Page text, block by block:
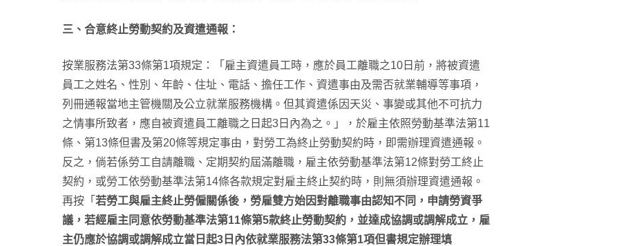
三、合意終止勞動契約及資遣通報：
按業服務法第33條第1項規定：「雇主資遣員工時，應於員工離職之10日前，將被資遣
員工之姓名、性別、年齡、住址、電話、擔任工作、資遣事由及需否就業輔導等事項，
列冊通報當地主管機關及公立就業服務機構。但其資遣係因天災、事變或其他不可抗力
之情事所致者，應自被資遣員工離職之日起3日內為之。」，於雇主依照勞動基準法第11
條、第13條但書及第20條等規定事由，對勞工為終止勞動契約時，即需辦理資遣通報。
反之，倘若係勞工自請離職、定期契約屆滿離職，雇主依勞動基準法第12條對勞工終止
契約，或勞工依勞動基準法第14條各款規定對雇主終止契約時，則無須辦理資遣通報。
再按「 若勞工與雇主終止勞僱關係後，勞雇雙方始因對離職事由認知不同，申請勞資爭
議，若經雇主同意依勞動基準法第11條第5款終止勞動契約，並達成協調或調解成立，雇
主仍應於協調或調解成立當日起3日內依就業服務法第33條第1項但書規定辦理填